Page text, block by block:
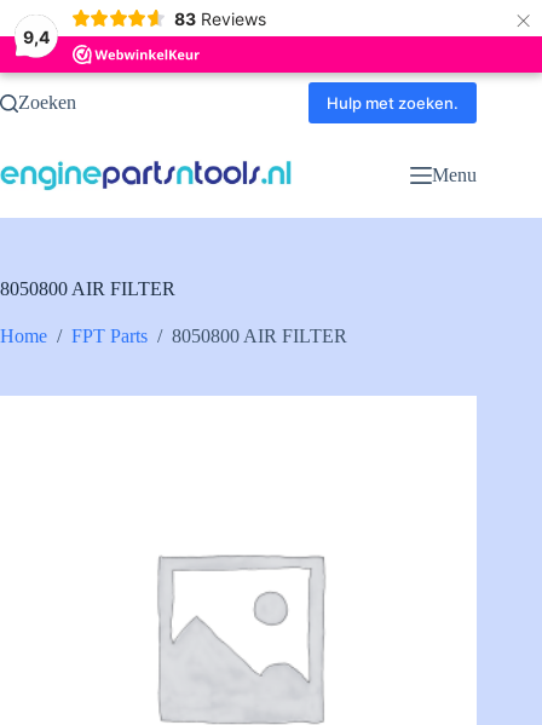
9,4
83 Reviews ×
Ga
naarZoeken Hulp met zoeken.
Menu
8050800 AIR FILTER
Home / FPT Parts / 8050800 AIR FILTER